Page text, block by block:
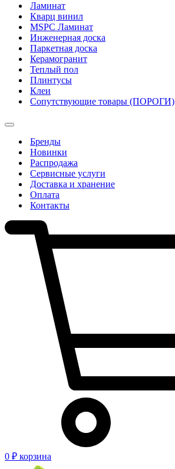
Ламинат
Кварц винил
MSPC Ламинат
Инженерная доска
Паркетная доска
Керамогранит
Теплый пол
Плинтусы
Клеи
Сопутствующие товары (ПОРОГИ)
Бренды
Новинки
Распродажа
Сервисные услуги
Доставка и хранение
Оплата
Контакты
0 ₽ корзина